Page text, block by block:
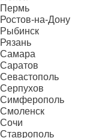
Пермь
Ростов-на-Дону
Рыбинск
Рязань
Самара
Саратов
Севастополь
Серпухов
Симферополь
Смоленск
Сочи
Ставрополь